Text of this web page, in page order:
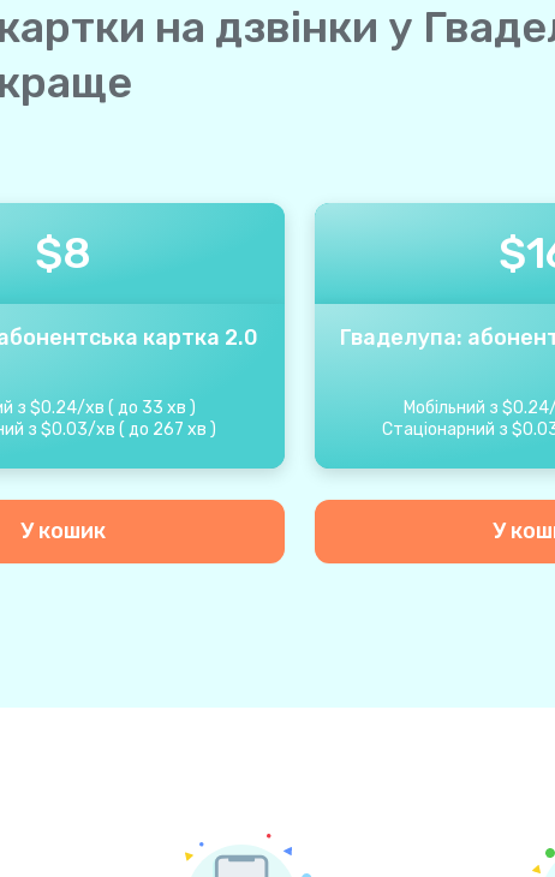
на дзвінки у
краще
$8
картка 2.0
з $0.24/хв ( до 33 хв )
з $0.03/хв ( до 267 хв )
У кошик
$
Гваделупа:
Мобільний з $0.24/
Стаціонарний з $
У